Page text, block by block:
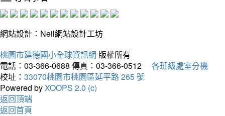
網站設計：Neil網站設計工坊
桃園市建德國小全球資訊網 版權所有
電話：03-366-0688 傳真：03-366-0512
各班級處室分機
校址： 33070桃園市桃園區延平路 265 號
Powered byXOOPS 2.0 (c)
返回頂端
返回首頁